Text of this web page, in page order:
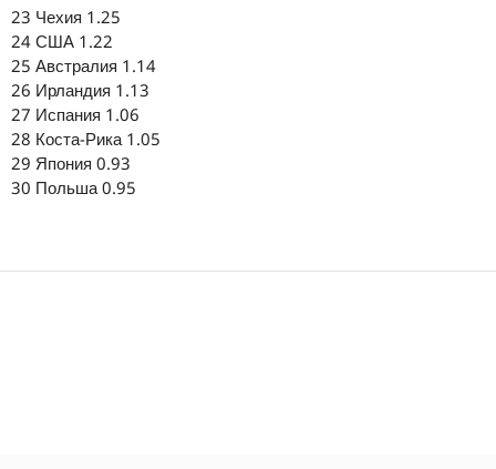
23 Чехия 1.25
24 США 1.22
25 Австралия 1.14
26 Ирландия 1.13
27 Испания 1.06
28 Коста-Рика 1.05
29 Япония 0.93
30 Польша 0.95